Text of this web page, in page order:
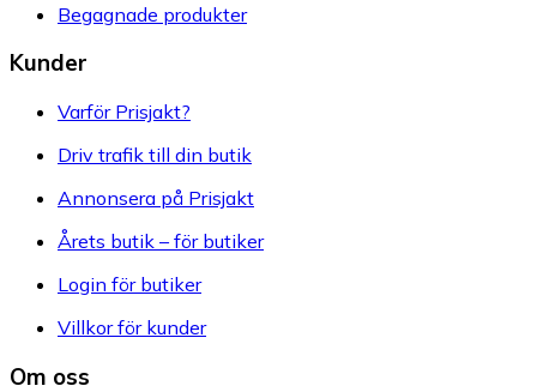
Begagnade produkter
Kunder
Varför Prisjakt?
Driv trafik till din butik
Annonsera på Prisjakt
Årets butik – för butiker
Login för butiker
Villkor för kunder
Om oss